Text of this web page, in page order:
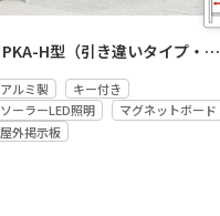
PKA-H型（引き違いタイプ・自立）
アルミ製
キー付き
ソーラーLED照明
マグネットボード
屋外掲示板